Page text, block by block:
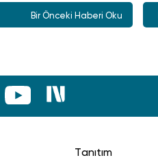
Bir Önceki Haberi Oku
Tanıtım